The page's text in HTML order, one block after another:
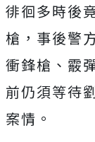
徘徊多時後
槍，事後警
衝鋒槍、霰
前仍須等待
案情。